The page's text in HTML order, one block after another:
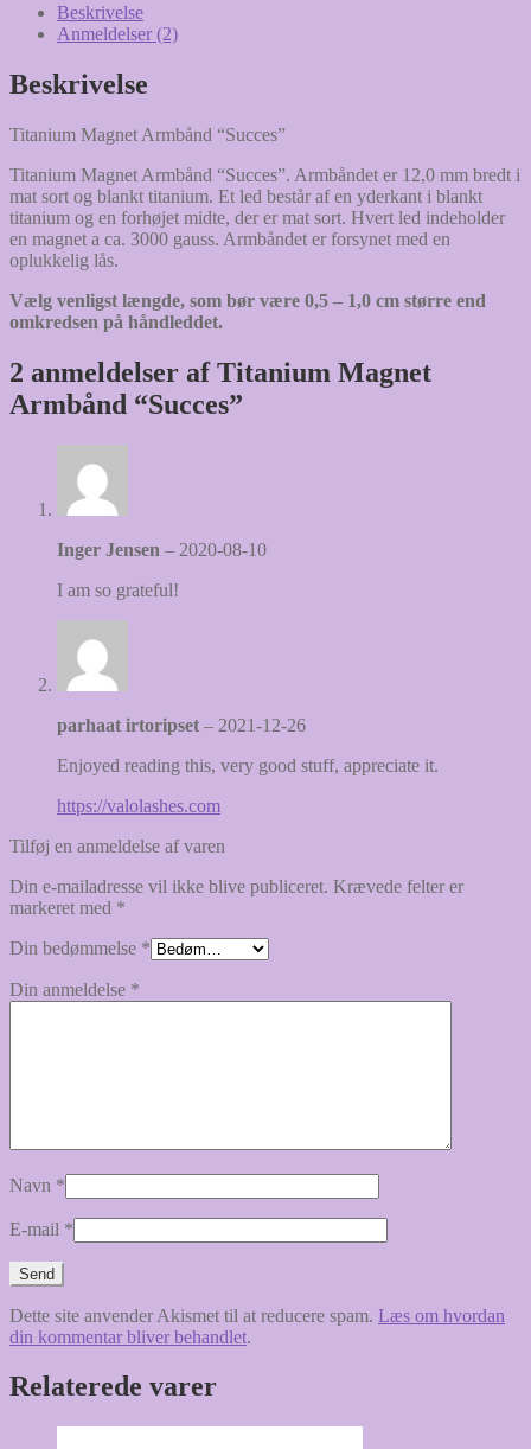
Beskrivelse
Anmeldelser (2)
Beskrivelse
Titanium Magnet Armbånd “Succes”
Titanium Magnet Armbånd “Succes”. Armbåndet er 12,0 mm bredt i
mat sort og blankt titanium. Et led består af en yderkant i blankt
titanium og en forhøjet midte, der er mat sort. Hvert led indeholder
en magnet a ca. 3000 gauss. Armbåndet er forsynet med en
oplukkelig lås.
Vælg venligst længde, som bør være 0,5 – 1,0 cm større end
omkredsen på håndleddet.
2 anmeldelser afTitanium Magnet
Armbånd “Succes”
Inger Jensen – 2020-08-10
I am so grateful!
parhaat irtoripset – 2021-12-26
Enjoyed reading this, very good stuff, appreciate it.
https://valolashes.com
Tilføj en anmeldelse af varen
Din e-mailadresse vil ikke blive publiceret. Krævede felter er
markeret med *
Din bedømmelse *
Din anmeldelse *
Navn *
E-mail *
Dette site anvender Akismet til at reducere spam. Læs om hvordan
din kommentar bliver behandlet.
Relaterede varer